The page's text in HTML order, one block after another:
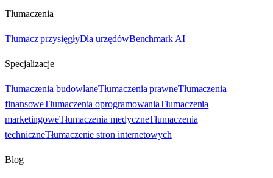
Tłumaczenia
Tłumacz przysięgłyDla urzędówBenchmark AI
Specjalizacje
Tłumaczenia budowlaneTłumaczenia prawneTłumaczenia
finansoweTłumaczenia oprogramowaniaTłumaczenia
marketingoweTłumaczenia medyczneTłumaczenia
techniczneTłumaczenie stron internetowych
Blog